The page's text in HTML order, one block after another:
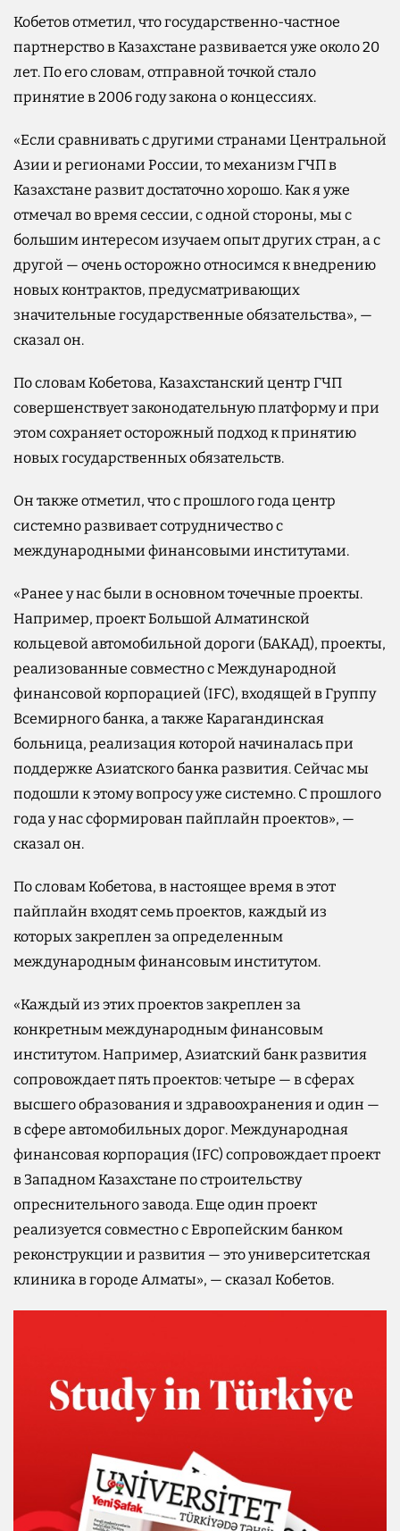
Кобетов отметил, что государственно-частное
партнерство в Казахстане развивается уже около 20
лет. По его словам, отправной точкой стало
принятие в 2006 году закона о концессиях.
«Если сравнивать с другими странами Центральной
Азии и регионами России, то механизм ГЧП в
Казахстане развит достаточно хорошо. Как я уже
отмечал во время сессии, с одной стороны, мы с
большим интересом изучаем опыт других стран, а с
другой — очень осторожно относимся к внедрению
новых контрактов, предусматривающих
значительные государственные обязательства», —
сказал он.
По словам Кобетова, Казахстанский центр ГЧП
совершенствует законодательную платформу и при
этом сохраняет осторожный подход к принятию
новых государственных обязательств.
Он также отметил, что с прошлого года центр
системно развивает сотрудничество с
международными финансовыми институтами.
«Ранее у нас были в основном точечные проекты.
Например, проект Большой Алматинской
кольцевой автомобильной дороги (БАКАД), проекты,
реализованные совместно с Международной
финансовой корпорацией (IFC), входящей в Группу
Всемирного банка, а также Карагандинская
больница, реализация которой начиналась при
поддержке Азиатского банка развития. Сейчас мы
подошли к этому вопросу уже системно. С прошлого
года у нас сформирован пайплайн проектов», —
сказал он.
По словам Кобетова, в настоящее время в этот
пайплайн входят семь проектов, каждый из
которых закреплен за определенным
международным финансовым институтом.
«Каждый из этих проектов закреплен за
конкретным международным финансовым
институтом. Например, Азиатский банк развития
сопровождает пять проектов: четыре — в сферах
высшего образования и здравоохранения и один —
в сфере автомобильных дорог. Международная
финансовая корпорация (IFC) сопровождает проект
в Западном Казахстане по строительству
опреснительного завода. Еще один проект
реализуется совместно с Европейским банком
реконструкции и развития — это университетская
клиника в городе Алматы», — сказал Кобетов.